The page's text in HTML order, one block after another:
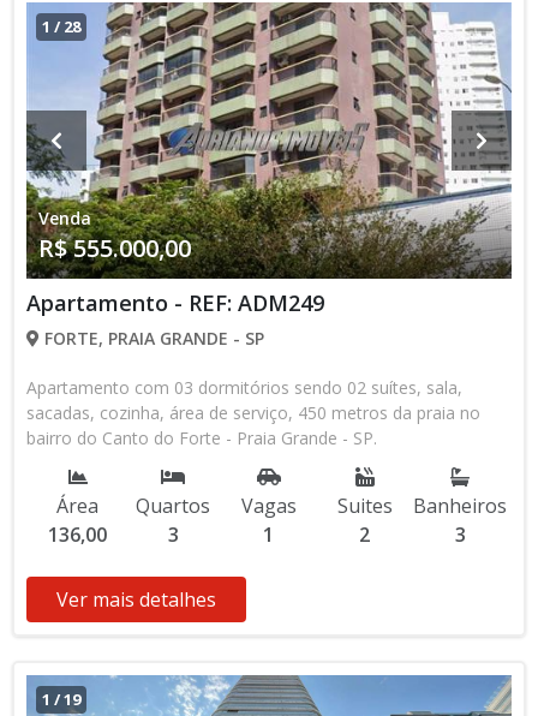
1 / 28
Venda
R$ 555.000,00
Apartamento - REF: ADM249
FORTE, PRAIA GRANDE - SP
Apartamento com 03 dormitórios sendo 02 suítes, sala,
sacadas, cozinha, área de serviço, 450 metros da praia no
bairro do Canto do Forte - Praia Grande - SP.
Área
136,00
Quartos
3
Vagas
1
Suites
2
Banheiros
3
Ver mais detalhes
1 /19